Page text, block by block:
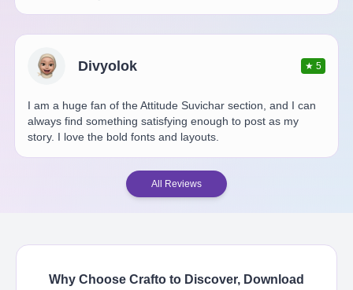
Divyolok ★5
I am a huge fan of the Attitude Suvichar section, and I can
always find something satisfying enough to post as my
story. I love the bold fonts and layouts.
All Reviews
Why Choose Crafto to Discover, Download